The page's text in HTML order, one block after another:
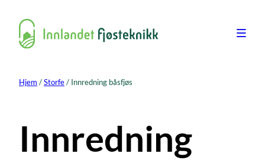
innhold
Hjem /Storfe/ Innredning båsfjøs
Innredning